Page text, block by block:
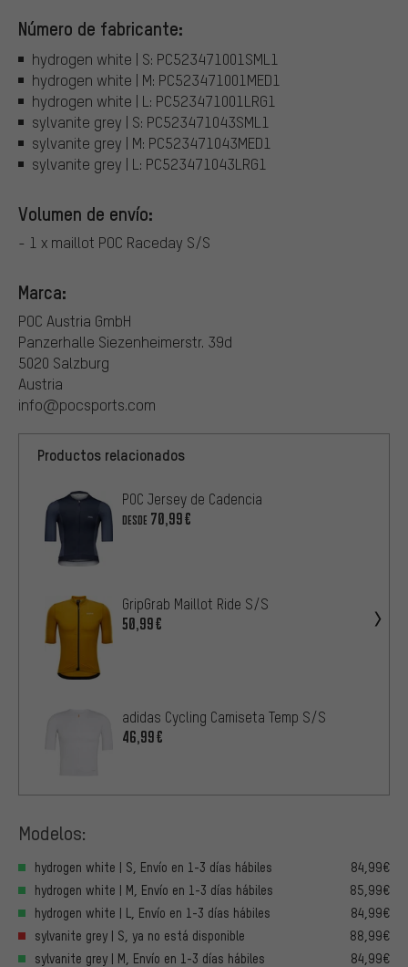
Número de fabricante:
hydrogen white | S: PC523471001SML1
hydrogen white | M: PC523471001MED1
hydrogen white | L: PC523471001LRG1
sylvanite grey | S: PC523471043SML1
sylvanite grey | M: PC523471043MED1
sylvanite grey | L: PC523471043LRG1
Volumen de envío:
- 1 x maillot POC Raceday S/S
Marca:
POC Austria GmbH
Panzerhalle Siezenheimerstr. 39d
5020 Salzburg
Austria
info@pocsports.com
Productos relacionados
POC Jersey de Cadencia
DESDE 70,99€
GripGrab Maillot Ride S/S
50,99€
adidas Cycling Camiseta Temp S/S
46,99€
Modelos:
hydrogen white | S, Envío en 1-3 días hábiles
84,99€
hydrogen white | M, Envío en 1-3 días hábiles
85,99€
hydrogen white | L, Envío en 1-3 días hábiles
84,99€
sylvanite grey | S, ya no está disponible
88,99€
sylvanite grey | M, Envío en 1-3 días hábiles
84,99€